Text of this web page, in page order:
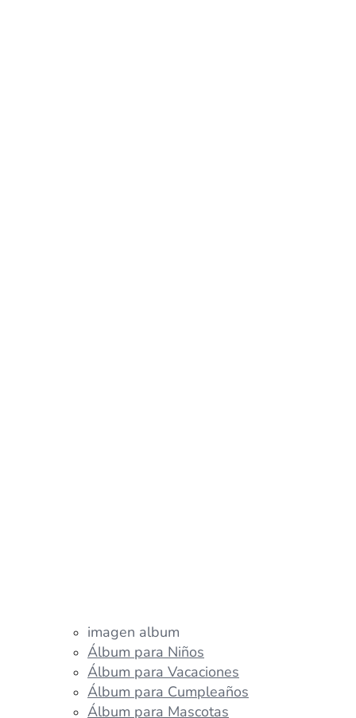
imagen album
Álbum para Niños
Álbum para Vacaciones
Álbum para Cumpleaños
Álbum para Mascotas